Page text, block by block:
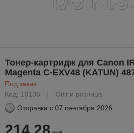
Тонер-картридж для Canon
Magenta C-EXV48 (KATUN)
Под заказ
Код: 10136
Опт и розница
Отправка с 07 сентября 2026
214,28